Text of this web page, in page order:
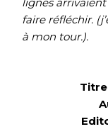
faire réfléchir.
à mon tour.).
Titre